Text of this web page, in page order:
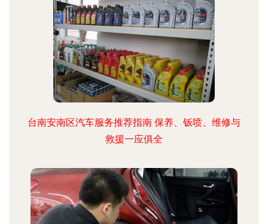
台南安南区汽车服务推荐指南 保养、钣喷、维修与
救援一应俱全